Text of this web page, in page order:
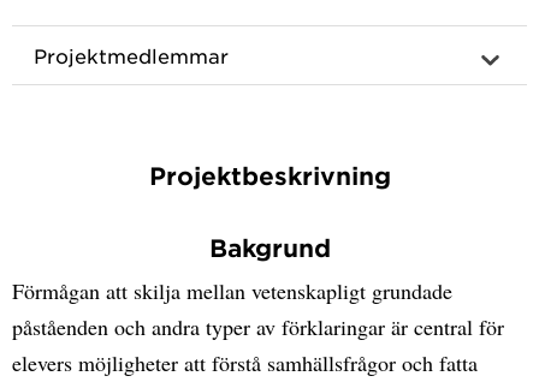
Projektmedlemmar
Projektbeskrivning
Bakgrund
Förmågan att skilja mellan vetenskapligt grundade
påståenden och andra typer av förklaringar är central för
elevers möjligheter att förstå samhällsfrågor och fatta